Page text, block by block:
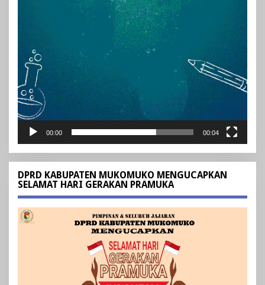
00:00 00:04
DPRD KABUPATEN MUKOMUKO MENGUCAPKAN
SELAMAT HARI GERAKAN PRAMUKA